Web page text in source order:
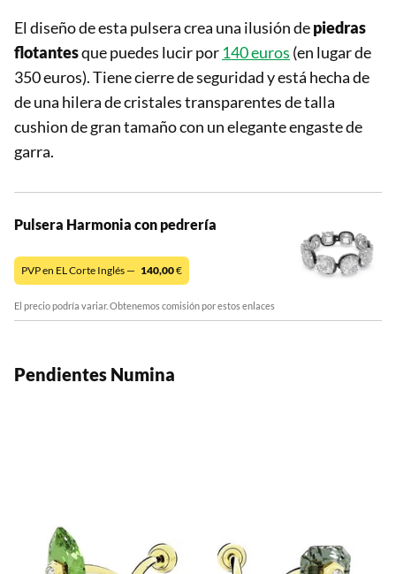
El diseño de esta pulsera crea una ilusión depiedras
flotantesque puedes lucir por 140 euros (en lugar de
350 euros). Tiene cierre de seguridad y está hecha de
de una hilera de cristales transparentes de talla
cushion de gran tamaño con un elegante engaste de
garra.
Pulsera Harmonia con pedrería
PVP en EL Corte Inglés — 140,00€
El precio podría variar. Obtenemos comisión por estos enlaces
Pendientes Numina